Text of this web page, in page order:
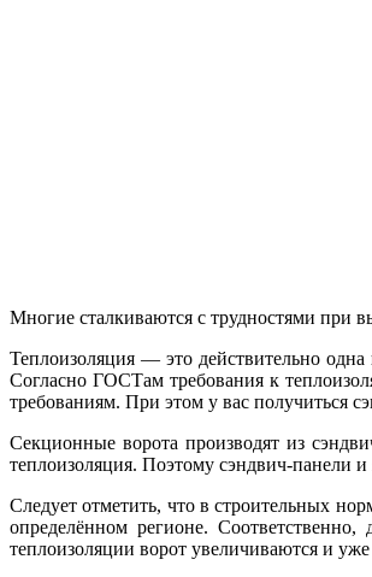
Многие сталкиваются с трудностями при
Теплоизоляция — это действительно
Согласно ГОСТам требования к
требованиям. При этом у вас получиться
Секционные ворота производят из
теплоизоляция. Поэтому сэндвич-панели
Следует отметить, что в строительных
определённом регионе.
теплоизоляции ворот увеличиваются и